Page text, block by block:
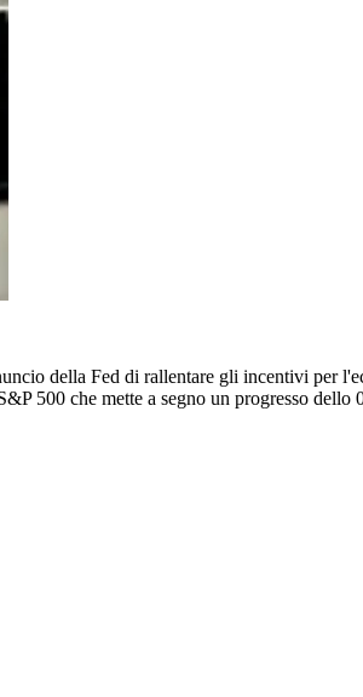
della Fed di rallentare gli incentivi per
500 che mette a segno un progresso dello